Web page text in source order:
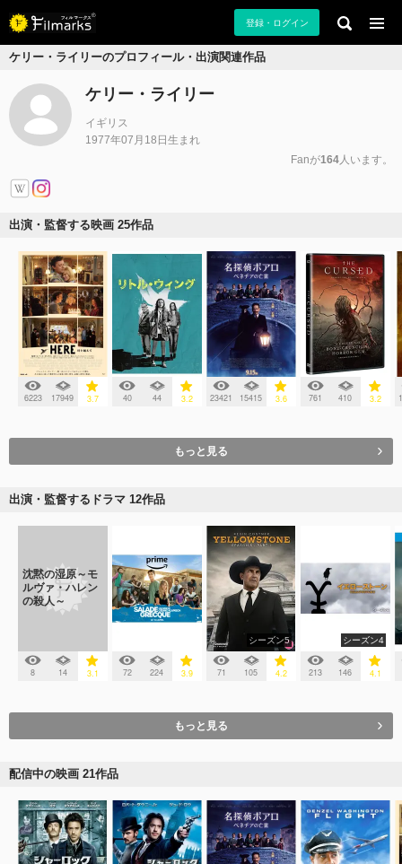
登録・ログイン
ケリー・ライリーのプロフィール・出演関連作品
ケリー・ライリー
イギリス
1977年07月18日生まれ
Fanが164人います。
出演・監督する映画 25作品
6223 17949 3.7 40 44 3.2 23421 15415 3.6 761 410 3.2
もっと見る
出演・監督するドラマ 12作品
沈黙の湿原～モ
ルヴァ・ハレン
の殺人～
8 14 3.1 72 224 3.9
シーズン5
71 105 4.2
シーズン4
213 146 4.1
もっと見る
配信中の映画 21作品